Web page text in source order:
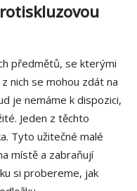
předmětů, se kterými
nich se mohou zdát na
je nemáme k dispozici,
Jeden z těchto
Tyto užitečné malé
místě a zabraňují
si probereme, jak